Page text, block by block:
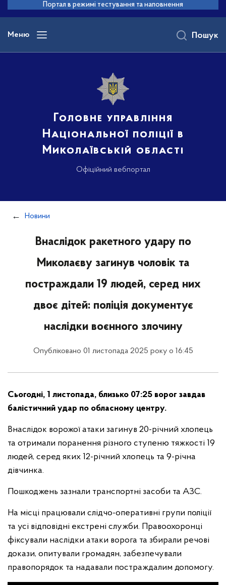
основного
вмісту
Портал в режимі тестування та наповнення
Меню
Головне управління
Національної поліції в
Миколаївській області
Офіційний вебпортал
Пошук
Новини
Внаслідок ракетного удару по
Миколаєву загинув чоловік та
постраждали 19 людей, серед них
двоє дітей: поліція документує
наслідки воєнного злочину
Опубліковано 01 листопада 2025 року о 16:45
Сьогодні, 1 листопада, близько 07:25 ворог завдав
балістичний удар по обласному центру.
Внаслідок ворожої атаки загинув 20-річний хлопець
та отримали поранення різного ступеню тяжкості 19
людей, серед яких 12-річний хлопець та 9-річна
дівчинка.
Пошкоджень зазнали транспортні засоби та АЗС.
На місці працювали слідчо-оперативні групи поліції
та усі відповідні екстрені служби. Правоохоронці
фіксували наслідки атаки ворога та збирали речові
докази, опитували громадян, забезпечували
правопорядок та надавали постраждалим допомогу.